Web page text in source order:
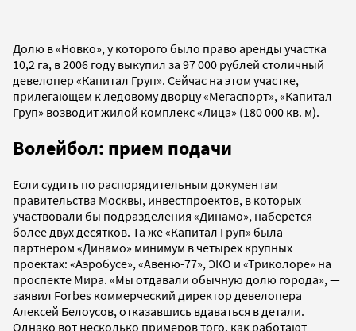
Долю в «Новко», у которого было право аренды участка
10,2 га, в 2006 году выкупил за 97 000 рублей столичный
девелопер «Капитал Груп». Сейчас на этом участке,
прилегающем к ледовому дворцу «Мегаспорт», «Капитал
Груп» возводит жилой комплекс «Лица» (180 000 кв. м).
Волейбол: прием подачи
Если судить по распорядительным документам
правительства Москвы, инвестпроектов, в которых
участвовали бы подразделения «Динамо», наберется
более двух десятков. Та же «Капитал Груп» была
партнером «Динамо» минимум в четырех крупных
проектах: «Аэробусе», «Авеню-77», ЭКО и «Триколоре» на
проспекте Мира. «Мы отдавали обычную долю города», —
заявил Forbes коммерческий директор девелопера
Алексей Белоусов, отказавшись вдаваться в детали.
Однако вот несколько примеров того, как работают